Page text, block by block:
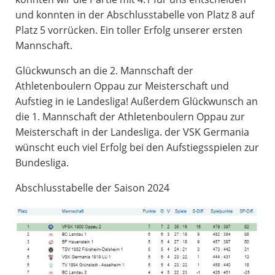
und konnten in der Abschlusstabelle von Platz 8 auf
Platz 5 vorrücken. Ein toller Erfolg unserer ersten
Mannschaft.
Glückwunsch an die 2. Mannschaft der
Athletenboulern Oppau zur Meisterschaft und
Aufstieg in ie Landesliga! Außerdem Glückwunsch an
die 1. Mannschaft der Athletenboulern Oppau zur
Meisterschaft in der Landesliga. der VSK Germania
wünscht euch viel Erfolg bei den Aufstiegsspielen zur
Bundesliga.
Abschlusstabelle der Saison 2024